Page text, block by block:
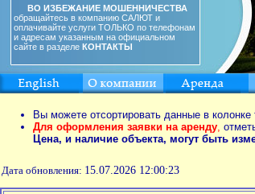
ВО ИЗБЕЖАНИЕ МОШЕННИЧЕСТВА
обращайтесь в компанию САЛЮТ и
оплачивайте услуги ТОЛЬКО по телефонам
и адресам указанным на официальном
сайте в разделе КОНТАКТЫ
Вы можете отсортировать данные в
Для оформления заявки на аренду,
Цена, и наличие объекта, могут быть
Дата обновления: 15.07.2026 12:00:23